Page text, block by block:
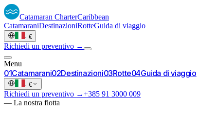
Catamaran CharterCaribbean
CatamaraniDestinazioniRotteGuida di viaggio
· €
Richiedi un preventivo →
Menu
01Catamarani02Destinazioni03Rotte04Guida di viaggio
· €
Richiedi un preventivo →+385 91 3000 009
— La nostra flotta